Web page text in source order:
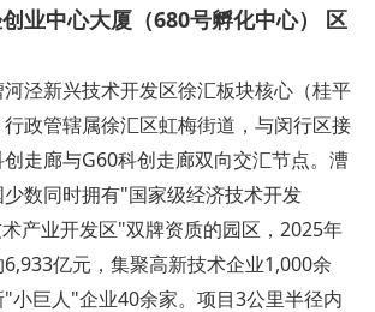
业中心大厦（680号孵化中心） 区
泾新兴技术开发区徐汇板块核心（桂平
政管辖属徐汇区虹梅街道，与闵行区接
走廊与G60科创走廊双向交汇节点。漕
数同时拥有"国家级经济技术开发
产业开发区"双牌资质的园区，2025年
亿元，集聚高新技术企业1,000余
小巨人"企业40余家。项目3公里半径内